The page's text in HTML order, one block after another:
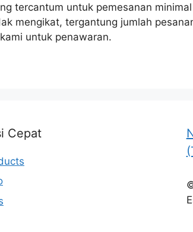
tercantum untuk pemesanan
mengikat, tergantung jumlah
untuk penawaran.
Cepat